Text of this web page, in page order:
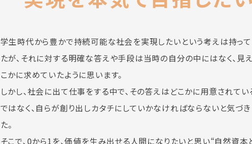
学生時代から豊かで持続可能な社会を実現したいという考えは持っ
たが、それに対する明確な答えや手段は当時の自分の中にはなく、見
こかに求めていたように思います。
しかし、社会に出て仕事をする中で、その答えはどこかに用意されてい
ではなく、自らが創り出しカタチにしていかなければならないと気づ
た。
そこで、0から1を、価値を生み出せる人間になりたいと思い“自然資本